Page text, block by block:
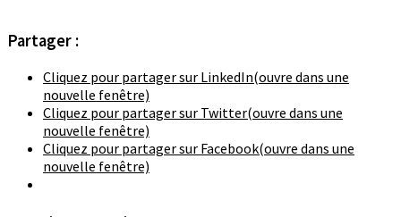
Partager :
Cliquez pour partager sur LinkedIn(ouvre dans une
nouvelle fenêtre)
Cliquez pour partager sur Twitter(ouvre dans une
nouvelle fenêtre)
Cliquez pour partager sur Facebook(ouvre dans une
nouvelle fenêtre)